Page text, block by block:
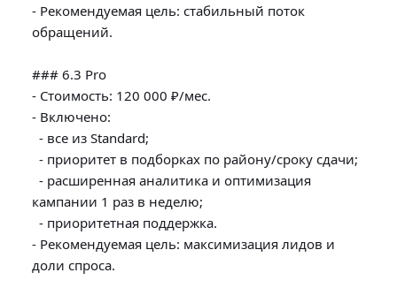
- Рекомендуемая цель: стабильный поток
обращений.
### 6.3 Pro
- Стоимость: 120 000 ₽/мес.
- Включено:
кампании 1 раз в неделю;
- Рекомендуемая цель: максимизация лидов и
доли спроса.